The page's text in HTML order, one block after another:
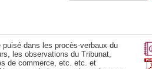
dans les procès-verbaux du
les observations du Tribunat,
de commerce, etc. etc. et